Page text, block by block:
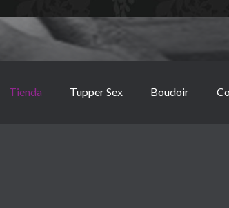
Tienda Tupper Sex Boudoir